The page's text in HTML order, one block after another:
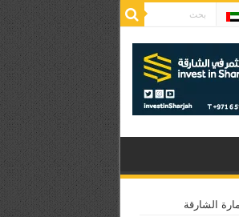
الشارقة